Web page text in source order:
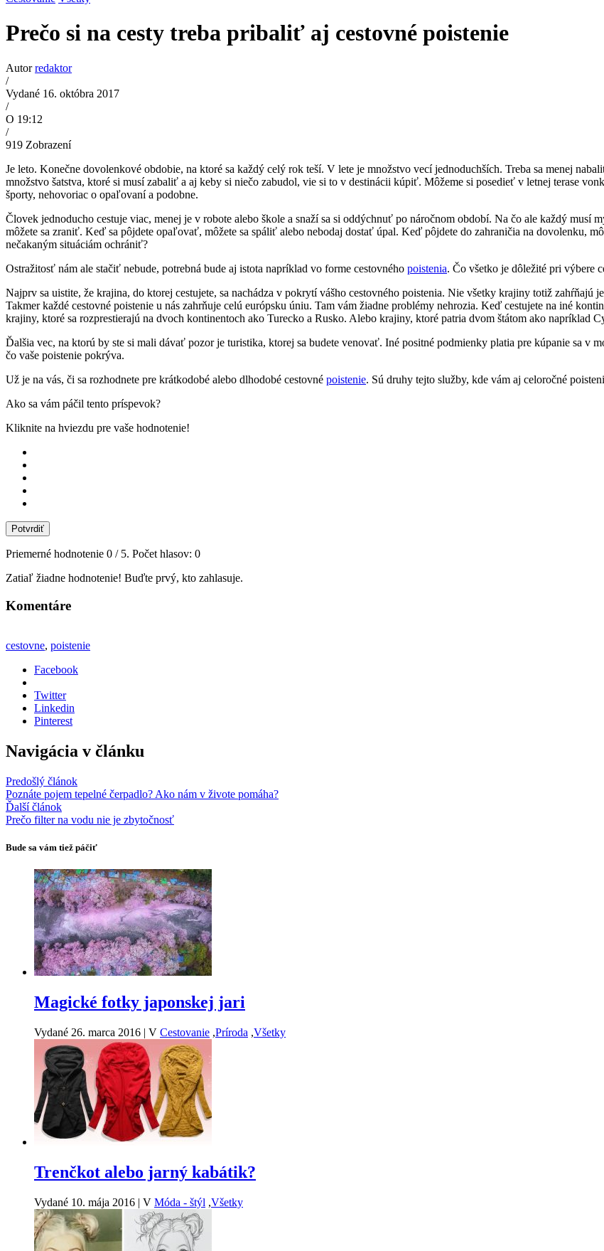
Prečo si na cesty treba pribaliť aj cestovné poistenie
Autorredaktor
/
Vydané 16. októbra 2017
/
O 19:12
/
919 Zobrazení
Je leto. Konečne dovolenkové obdobie, na ktoré sa každý celý rok teší. V lete je množstvo vecí jednoduchších. Treba sa menej
množstvo šatstva, ktoré si musí zabaliť a aj keby si niečo zabudol, vie si to v destinácii kúpiť. Môžeme si posedieť v letnej terase
športy, nehovoriac o opaľovaní a podobne.
Človek jednoducho cestuje viac, menej je v robote alebo škole a snaží sa si oddýchnuť po náročnom období. Na čo ale každý musí
môžete sa zraniť. Keď sa pôjdete opaľovať, môžete sa spáliť alebo nebodaj dostať úpal. Keď pôjdete do zahraničia na dovolenku,
nečakaným situáciám ochrániť?
Ostražitosť nám ale stačiť nebude, potrebná bude aj istota napríklad vo forme cestovného poistenia. Čo všetko je dôležité pri výbere
Najprv sa uistite, že krajina, do ktorej cestujete, sa nachádza v pokrytí vášho cestovného poistenia. Nie všetky krajiny totiž
Takmer každé cestovné poistenie u nás zahrňuje celú európsku úniu. Tam vám žiadne problémy nehrozia. Keď cestujete na iné
krajiny, ktoré sa rozprestierajú na dvoch kontinentoch ako Turecko a Rusko. Alebo krajiny, ktoré patria dvom štátom ako napríklad
Ďalšia vec, na ktorú by ste si mali dávať pozor je turistika, ktorej sa budete venovať. Iné positné podmienky platia pre kúpanie sa v
čo vaše poistenie pokrýva.
Už je na vás, či sa rozhodnete pre krátkodobé alebo dlhodobé cestovné poistenie. Sú druhy tejto služby, kde vám aj celoročné
Ako sa vám páčil tento príspevok?
Kliknite na hviezdu pre vaše hodnotenie!
Potvrdiť
Priemerné hodnotenie 0 / 5. Počet hlasov: 0
Zatiaľ žiadne hodnotenie! Buďte prvý, kto zahlasuje.
Komentáre
cestovne, poistenie
Facebook
Twitter
Linkedin
Pinterest
Navigácia v článku
Predošlý článok
Poznáte pojem tepelné čerpadlo? Ako nám v živote pomáha?
Ďalší článok
Prečo filter na vodu nie je zbytočnosť
Bude sa vám tiež páčiť
Magické fotky japonskej jari
Vydané 26. marca 2016 | V Cestovanie ,Príroda ,Všetky
Trenčkot alebo jarný kabátik?
Vydané 10. mája 2016 | V Móda - štýl ,Všetky